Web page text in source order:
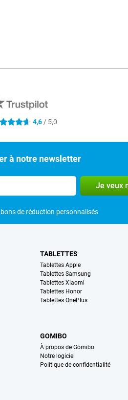
étoiles 4,6 / 5,0
à notre newsletter
Je veux
bons de réduction personnalisés
TABLETTES
Tablettes Apple
Tablettes Samsung
Tablettes Xiaomi
Tablettes Honor
Tablettes OnePlus
GOMIBO
À propos de Gomibo
Notre logiciel
Politique de confidentialité